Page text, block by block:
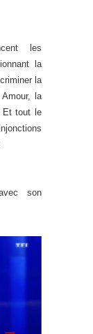
les
la
la
la
Et tout le
son